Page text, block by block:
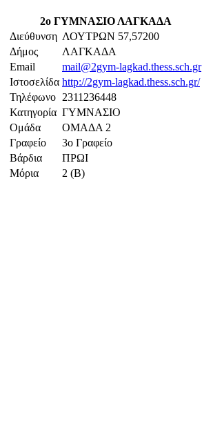
2ο ΓΥΜΝΑΣΙΟ ΛΑΓΚΑΔΑ
Διεύθυνση ΛΟΥΤΡΩΝ 57,57200
Δήμος
ΛΑΓΚΑΔΑ
Email
mail@2gym-lagkad.thess.sch.gr
Ιστοσελίδα http://2gym-lagkad.thess.sch.gr/
Τηλέφωνο 2311236448
Κατηγορία ΓΥΜΝΑΣΙΟ
Ομάδα
ΟΜΑΔΑ 2
Γραφείο
3ο Γραφείο
Βάρδια
ΠΡΩΙ
Μόρια
2 (Β)